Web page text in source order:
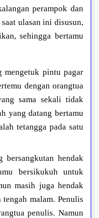
perampok dan
ulasan ini disusun,
sehingga bertamu
mengetuk pintu pagar
dengan orangtua
sama sekali tidak
yang datang bertamu
tetangga pada satu
bersangkutan hendak
bersikukuh untuk
masih juga hendak
malam. Penulis
penulis. Namun